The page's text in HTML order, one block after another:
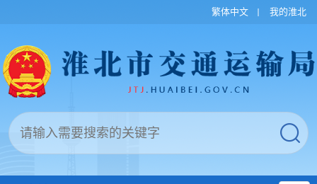
繁体中文 我的淮北